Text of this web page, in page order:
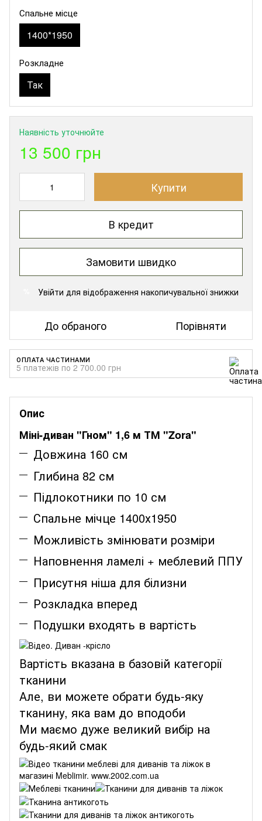
Спальне місце
1400*1950
Розкладне
Так
Наявність уточнюйте
13 500 грн
Купити
В кредит
Замовити швидко
Увійти для відображення накопичувальної знижки
До обраного Порівняти
ОПЛАТА ЧАСТИНАМИ
5 платежів по 2 700.00 грн
Опис
Міні-диван "Гном" 1,6 м ТМ "Zora"
Довжина 160 см
Глибина 82 см
Підлокотники по 10 см
Спальне мічце 1400х1950
Можливість змінювати розміри
Наповнення ламелі + меблевий ППУ
Присутня ніша для білизни
Розкладка вперед
Подушки входять в вартість
Вартість вказана в базовій категорії
тканини
Але, ви можете обрати будь-яку
тканину, яка вам до вподоби
Ми маємо дуже великий вибір на
будь-який смак